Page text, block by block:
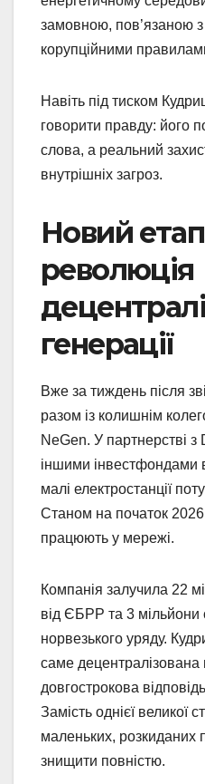
замовною, пов’язаною
корупційними
Навіть під тиском
говорити правду: його
слова, а реальний
внутрішніх загроз.
Новий
революція
генерації
Вже за тиждень після
разом із колишнім
NeGen. У партнерстві
іншими інвестфондами
малі електростанції
Станом на початок
працюють у мережі.
Компанія залучила 22
від ЄБРР та 3 мільйони
норвезького уряду.
саме
довгострокова
Замість однієї великої
маленьких, розкиданих
знищити повністю.